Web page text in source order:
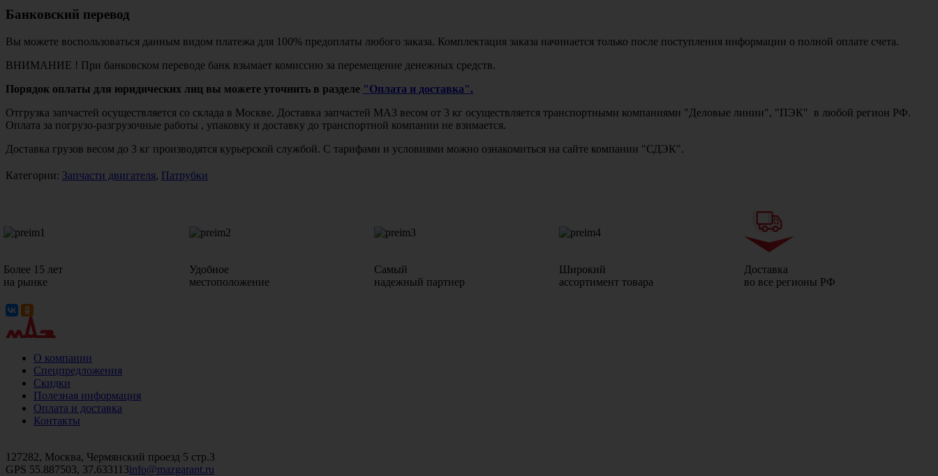
Банковский перевод
Вы можете воспользоваться данным видом платежа для 100% предоплаты любого заказа. Комплектация заказа начинается только после поступления информации о полной оплате счета.
ВНИМАНИЕ ! При банковском переводе банк взымает комиссию за перемещение денежных средств.
Порядок оплаты для юридических лиц вы можете уточнить в разделе "Оплата и доставка".
Отгрузка запчастей осуществляется со склада в Москве. Доставка запчастей МАЗ весом от 3 кг осуществляется транспортными компаниями "Деловые линии", "ПЭК" в любой регион РФ.
Оплата за погрузо-разгрузочные работы , упаковку и доставку до транспортной компании не взимается.
Доставка грузов весом до 3 кг производятся курьерской службой. С тарифами и условиями можно ознакомиться на сайте компании "СДЭК".
Категории: Запчасти двигателя, Патрубки
Более 15 лет
на рынке
Удобное
местоположение
Самый
надежный партнер
Широкий
ассортимент товара
Доставка
во все регионы РФ
О компании
Спецпредложения
Скидки
Полезная информация
Оплата и доставка
Контакты
127282, Москва, Чермянский проезд 5 стр.3
GPS 55.887503, 37.633113info@mazgarant.ru